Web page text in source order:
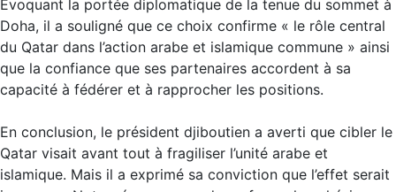
Évoquant la portée diplomatique de la tenue du sommet à
Doha, il a souligné que ce choix confirme « le rôle central
du Qatar dans l’action arabe et islamique commune » ainsi
que la confiance que ses partenaires accordent à sa
capacité à fédérer et à rapprocher les positions.
En conclusion, le président djiboutien a averti que cibler le
Qatar visait avant tout à fragiliser l’unité arabe et
islamique. Mais il a exprimé sa conviction que l’effet serait